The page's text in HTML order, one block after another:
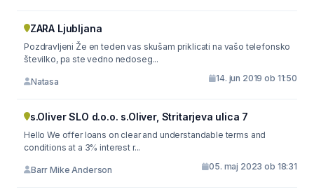
ZARA Ljubljana
Pozdravljeni Že en teden vas skušam priklicati na vašo telefonsko
številko, pa ste vedno nedoseg...
Natasa 14. jun 2019 ob 11:50
s.Oliver SLO d.o.o. s.Oliver, Stritarjeva ulica 7
Hello We offer loans on clear and understandable terms and
conditions at a 3% interest r...
Barr Mike Anderson 05. maj 2023 ob 18:31